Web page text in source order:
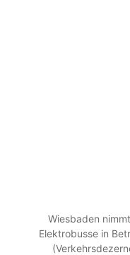
Wiesbaden
Elektrobusse in